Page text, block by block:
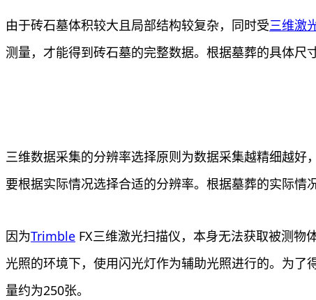
由于砖石墓体积较大且局部结构较复杂，同时受三维激
测量，才能得到砖石墓的完整数据。根据墓葬的具体尺
三维数据采集的分辨率选择原则为数据采集越精细越
要根据实际情况选择合适的分辨率。根据墓葬的实际情
因为Trimble FX三维激光扫描仪，本身无法获取被测
光照的环境下，使用闪光灯作为辅助光照进行的。为
量约为250张。